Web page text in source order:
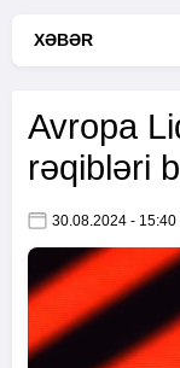
XƏBƏR
Avropa
rəqibləri
30.08.2024 - 15:40